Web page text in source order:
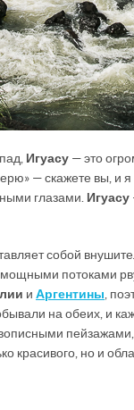
Игуасу — это
— скажете вы,
глазами. Игуасу
собой
мощными потоками
и Аргентины ,
на обеих, и
пейзажами,
красивого, но и